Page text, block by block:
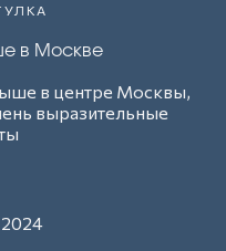
в Москве
в центре Москвы,
выразительные